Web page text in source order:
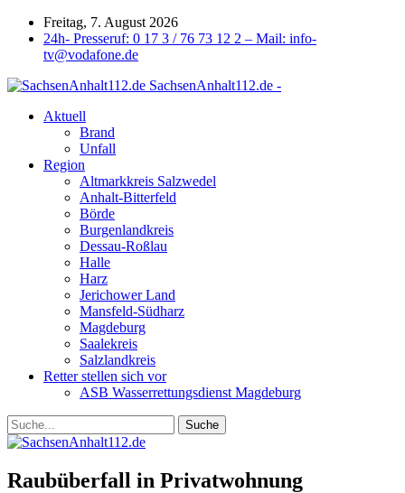
Freitag, 7. August 2026
24h- Presseruf: 0 17 3 / 76 73 12 2 – Mail: info-
tv@vodafone.de
SachsenAnhalt112.de -
Aktuell
Brand
Unfall
Region
Altmarkkreis Salzwedel
Anhalt-Bitterfeld
Börde
Burgenlandkreis
Dessau-Roßlau
Halle
Harz
Jerichower Land
Mansfeld-Südharz
Magdeburg
Saalekreis
Salzlandkreis
Retter stellen sich vor
ASB Wasserrettungsdienst Magdeburg
Raubüberfall in Privatwohnung